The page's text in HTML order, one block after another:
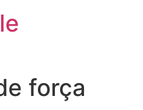
força